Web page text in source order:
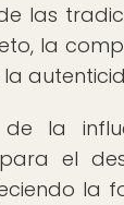
las
la
de la
el
la